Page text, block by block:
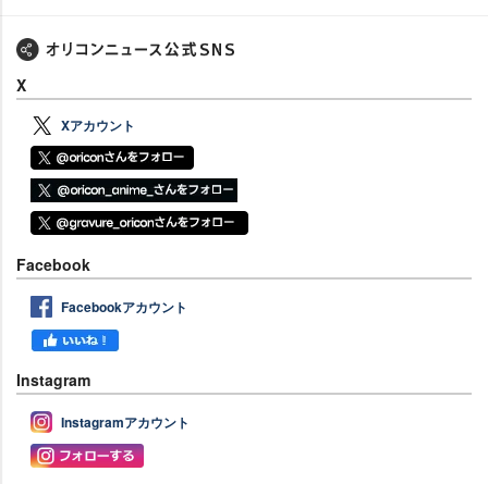
X
Xアカウント
Facebook
Facebookアカウント
Instagram
Instagramアカウント